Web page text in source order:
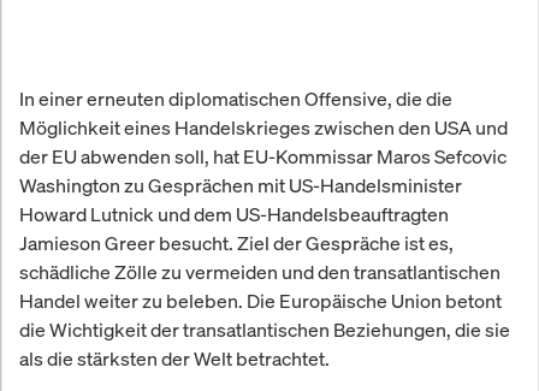
In einer erneuten diplomatischen Offensive, die die
Möglichkeit eines Handelskrieges zwischen den USA und
der EU abwenden soll, hat EU-Kommissar Maros Sefcovic
Washington zu Gesprächen mit US-Handelsminister
Howard Lutnick und dem US-Handelsbeauftragten
Jamieson Greer besucht. Ziel der Gespräche ist es,
schädliche Zölle zu vermeiden und den transatlantischen
Handel weiter zu beleben. Die Europäische Union betont
die Wichtigkeit der transatlantischen Beziehungen, die sie
als die stärksten der Welt betrachtet.